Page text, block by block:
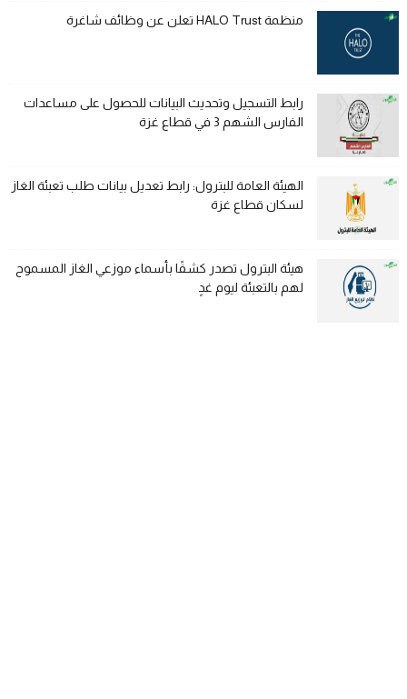
منظمة HALO Trust تعلن عن وظائف شاغرة
رابط التسجيل وتحديث البيانات للحصول على مساعدات
الفارس الشهم 3 في قطاع غزة
الهيئة العامة للبترول: رابط تعديل بيانات طلب تعبئة الغاز
لسكان قطاع غزة
هيئة البترول تصدر كشفًا بأسماء موزعي الغاز المسموح
لهم بالتعبئة ليوم غدٍ